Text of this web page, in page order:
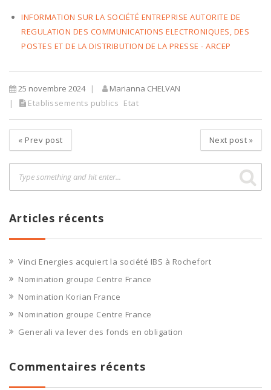
INFORMATION SUR LA SOCIÉTÉ ENTREPRISE AUTORITE DE
REGULATION DES COMMUNICATIONS ELECTRONIQUES, DES
POSTES ET DE LA DISTRIBUTION DE LA PRESSE - ARCEP
25 novembre 2024
Marianna CHELVAN
Etablissements publics Etat
« Prev post Next post »
Articles récents
Vinci Energies acquiert la société IBS à Rochefort
Nomination groupe Centre France
Nomination Korian France
Nomination groupe Centre France
Generali va lever des fonds en obligation
Commentaires récents